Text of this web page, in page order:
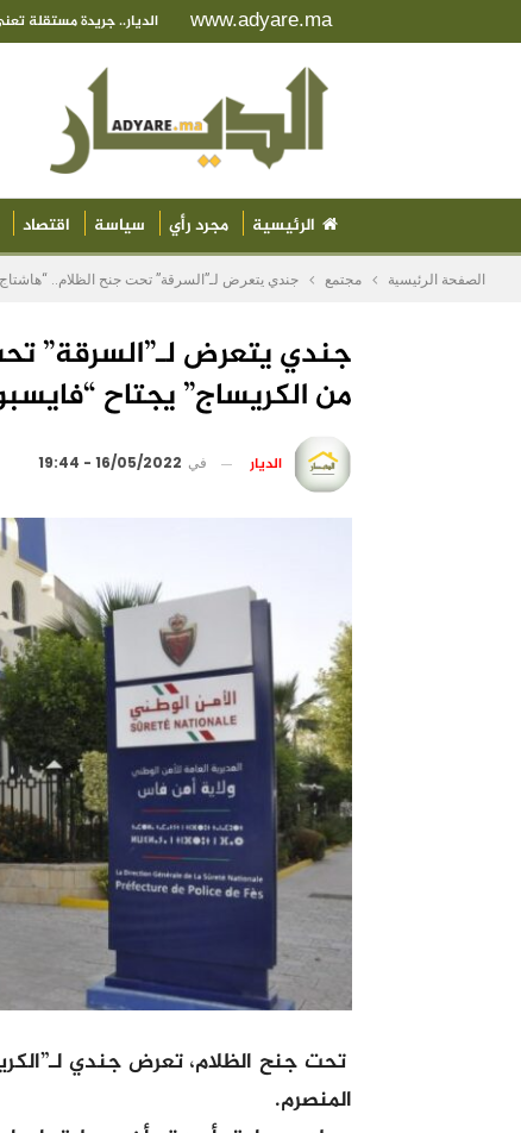
www.adyare.ma الديار.. جريدة مستقلة
الرئيسية مجرد رأي سياسة اقتصاد
الصفحة الرئيسية مجتمع جندي يتعرض لـ”السرقة” تحت جنح الظلام..
جندي يتعرض لـ”السرقة”
من الكريساج” يجتاح
الديار في 16/05/2022 - 19:44
تحت جنح الظلام، تعرض جندي
المنصرم.